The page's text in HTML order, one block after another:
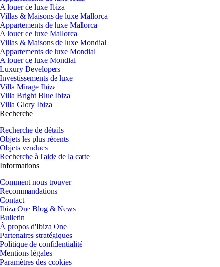
A louer de luxe Ibiza
Villas & Maisons de luxe Mallorca
Appartements de luxe Mallorca
A louer de luxe Mallorca
Villas & Maisons de luxe Mondial
Appartements de luxe Mondial
A louer de luxe Mondial
Luxury Developers
Investissements de luxe
Villa Mirage Ibiza
Villa Bright Blue Ibiza
Villa Glory Ibiza
Recherche
Recherche de détails
Objets les plus récents
Objets vendues
Recherche à l'aide de la carte
Informations
Comment nous trouver
Recommandations
Contact
Ibiza One Blog & News
Bulletin
À propos d'Ibiza One
Partenaires stratégiques
Politique de confidentialité
Mentions légales
Paramètres des cookies